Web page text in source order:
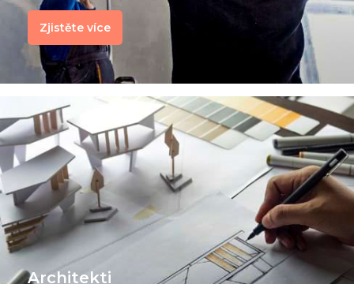
Zjistěte více
Architekti